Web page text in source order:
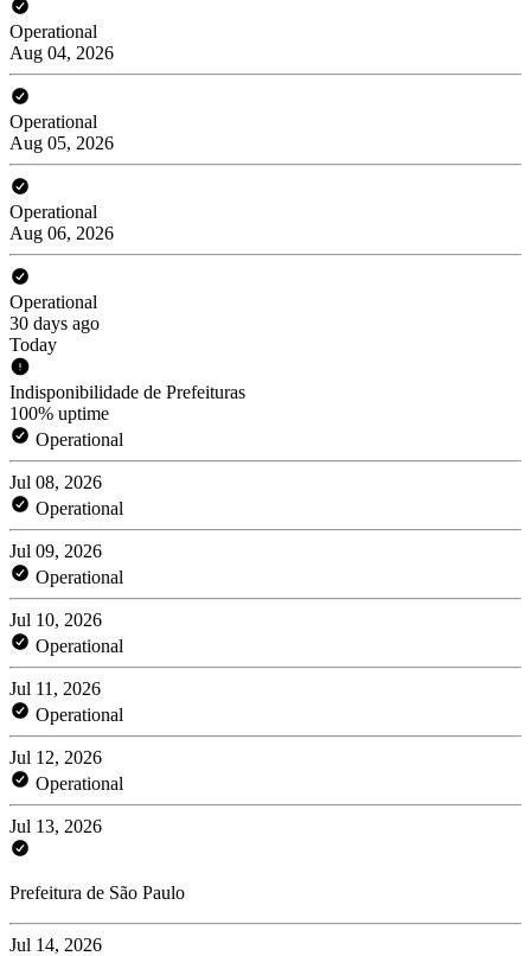
Operational
Aug 04, 2026
Operational
Aug 05, 2026
Operational
Aug 06, 2026
Operational
30 days ago
Today
Indisponibilidade de Prefeituras
100% uptime
Operational
Jul 08, 2026
Operational
Jul 09, 2026
Operational
Jul 10, 2026
Operational
Jul 11, 2026
Operational
Jul 12, 2026
Operational
Jul 13, 2026
Prefeitura de São Paulo
Jul 14, 2026